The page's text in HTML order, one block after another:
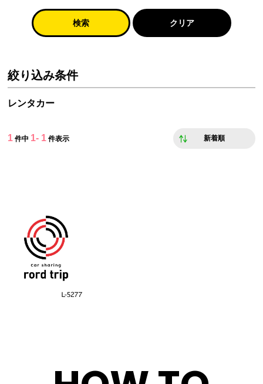
検索 クリア
絞り込み条件
レンタカー
1 件中 1- 1 件表示 新着順